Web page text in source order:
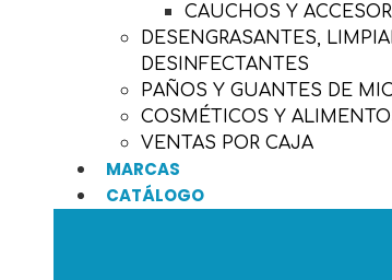
CAUCHOS Y
DESENGRASANTES,
DESINFECTANTES
PAÑOS Y GUANTES DE
COSMÉTICOS Y
VENTAS POR CAJA
MARCAS
CATÁLOGO